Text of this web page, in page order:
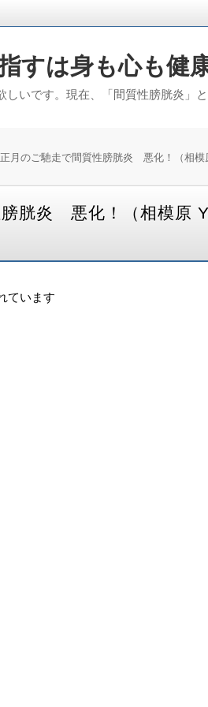
すは身も心も健
いです。現在、「間質性膀胱炎」
月のご馳走で間質性膀胱炎 悪化！（相模
胱炎 悪化！（相模原
ています